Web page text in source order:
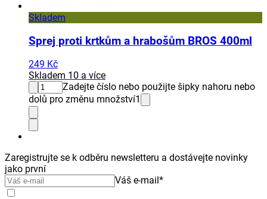
Skladem
Sprej proti krtkům a hrabošům BROS 400ml
249 Kč
Skladem 10 a více
Zadejte číslo nebo použijte šipky nahoru nebo
dolů pro změnu množství1
Zaregistrujte se k odběru newsletteru a dostávejte novinky
jako první
Váš e-mail *